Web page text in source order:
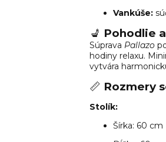
Vankúše:
💺 Pohodlie
Súprava Pallazo
hodiny relaxu.
vytvára
📏 Rozmery
Stolík:
Šírka: 60 cm